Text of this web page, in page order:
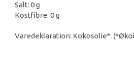
Salt: 0 g
Kostfibre: 0 g
Varedeklaration: Kokosolie*.